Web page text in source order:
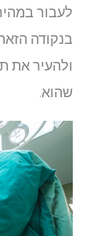
לעבור
בנקודה הזאת
ולהעיר את
שהוא.